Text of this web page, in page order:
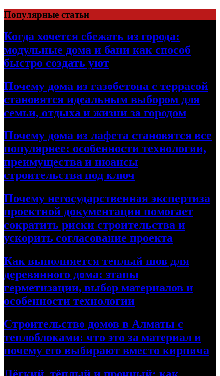
Перейти
к
содержимому
Популярные статьи
Когда хочется сбежать из города:
модульные дома и бани как способ
быстро создать уют
Почему дома из газобетона с террасой
становятся идеальным выбором для
семьи, отдыха и жизни за городом
Почему дома из лафета становятся все
популярнее: особенности технологии,
преимущества и нюансы
строительства под ключ
Почему негосударственная экспертиза
проектной документации помогает
сократить риски строительства и
ускорить согласование проекта
Как выполняется теплый шов для
деревянного дома: этапы
герметизации, выбор материалов и
особенности технологии
Строительство домов в Алматы с
теплоблоками: что это за материал и
почему его выбирают вместо кирпича